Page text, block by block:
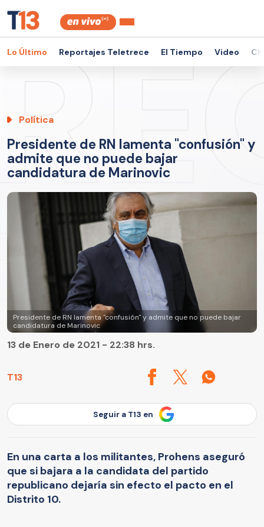
Lo Último Reportajes Teletrece El Tiempo Video
Política
Presidente de RN lamenta "confusión" y
admite que no puede bajar
candidatura de Marinovic
Presidente de RN lamenta "confusión" y admite que no puede bajar
candidatura de Marinovic
T13
13 de Enero de 2021 - 22:38 hrs.
Seguir a T13 en
En una carta a los militantes, Prohens aseguró
que si bajara a la candidata del partido
republicano dejaría sin efecto el pacto en el
Distrito 10.